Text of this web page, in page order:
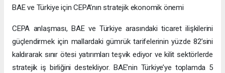
BAE ve Türkiye için CEPA’nın stratejik ekonomik önemi
CEPA anlaşması, BAE ve Türkiye arasındaki ticaret ilişkilerini
güçlendirmek için mallardaki gümrük tarifelerinin yüzde 82’sini
kaldırarak sınır ötesi yatırımları teşvik ediyor ve kilit sektörlerde
stratejik iş birliğini destekliyor. BAE’nin Türkiye’ye toplamda 5